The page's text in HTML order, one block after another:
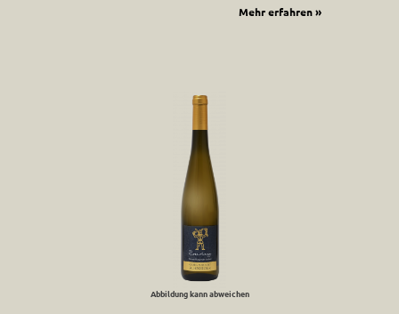
Mehr erfahren »
Abbildung kann abweichen